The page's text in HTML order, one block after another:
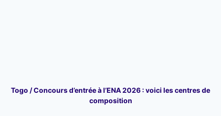
Togo / Concours d’entrée à l’ENA 2026 : voici les centres de
composition